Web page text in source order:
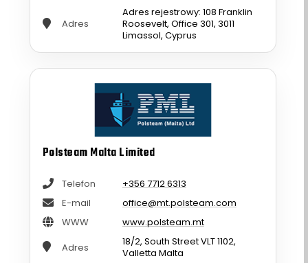
Adres
Adres rejestrowy: 108 Franklin
Roosevelt, Office 301, 3011
Limassol, Cyprus
Polsteam Malta Limited
Telefon
+356 7712 6313
E-mail
office@mt.polsteam.com
WWW
www.polsteam.mt
Adres
18/2, South Street VLT 1102,
Valletta Malta